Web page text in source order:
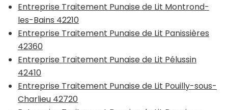
Entreprise Traitement Punaise de Lit Montrond-
les-Bains 42210
Entreprise Traitement Punaise de Lit Panissières
42360
Entreprise Traitement Punaise de Lit Pélussin
42410
Entreprise Traitement Punaise de Lit Pouilly-sous-
Charlieu 42720